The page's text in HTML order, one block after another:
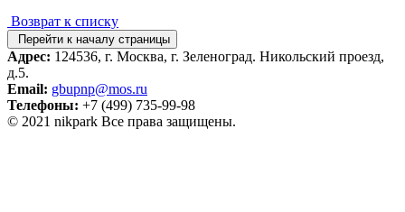
Возврат к списку
Перейти к началу страницы
Адрес: 124536, г. Москва, г. Зеленоград. Никольский проезд,
д.5.
Email: gbupnp@mos.ru
Телефоны: +7 (499) 735-99-98
© 2021 nikpark Все права защищены.